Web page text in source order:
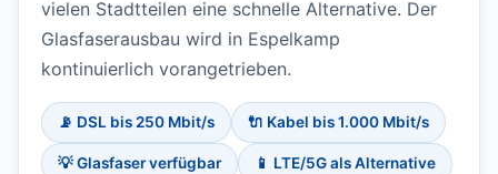
vielen Stadtteilen eine schnelle Alternative. Der
Glasfaserausbau wird in Espelkamp
kontinuierlich vorangetrieben.
📡 DSL bis 250 Mbit/s 🔌 Kabel bis 1.000 Mbit/s
💡 Glasfaser verfügbar 📱 LTE/5G als Alternative